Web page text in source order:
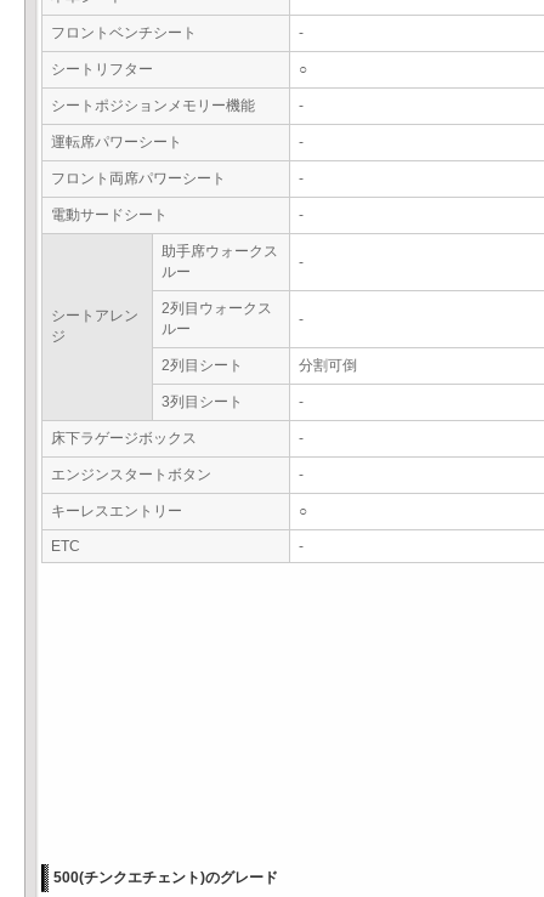
フロントベンチシート -
シートリフター ○
シートポジションメモリー機能 -
運転席パワーシート -
フロント両席パワーシート -
電動サードシート -
シートアレン
ジ
助手席ウォークス
ルー
-
2列目ウォークス
ルー
-
2列目シート 分割可倒
3列目シート -
床下ラゲージボックス -
エンジンスタートボタン -
キーレスエントリー ○
ETC -
500(チンクエチェント)のグレード